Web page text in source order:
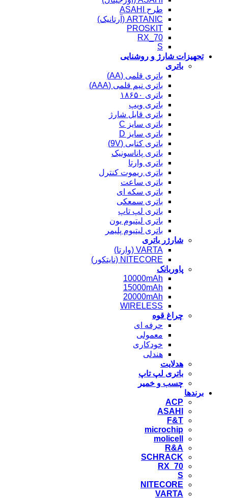
طرح ASAHI
ARTANIC (آرتانیک)
PROSKIT
RX_70
S
تجهیزات شارژ و روشنایی
باتری
باتری قلمی (AA)
باتری نیم قلمی (AAA)
باتری ۱۸۶۵۰
باتری ویپ
باتری قابل شارژ
باتری سایز C
باتری سایز D
باتری کتابی (9V)
باتری پاناسونیک
باتری وارتا
باتری ریموت کنترل
باتری ساعت
باتری سکه ای
باتری سمعکی
باتری لپ تاپ
باتری لیتیوم یون
باتری لیتیوم پلیمر
شارژر باتری
VARTA (وارتا)
NITECORE (نایتکور)
پاوربانک
10000mAh
15000mAh
20000mAh
WIRELESS
چراغ قوه
حرفه ای
معمولی
خودکاری
هندلی
هدلایت
باتری لپ تاپ
چسب و خمیر
برندها
ACP
ASAHI
F&T
microchip
molicell
R&A
SCHRACK
RX_70
S
NITECORE
VARTA